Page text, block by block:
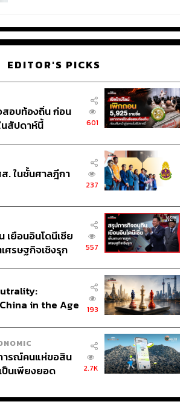
EDITOR'S PICKS
สอบท้องถิ่น ก่อน
สัปดาห์นี้
601
. ในชั้นศาลฎีกา
237
เยือนอินโดนีเซีย
ศรษฐกิจเชิงรุก
557
in the Age
193
ารณ์คนแห่ขอสิน
ป็นเพียงยอด
ว้
2.7K